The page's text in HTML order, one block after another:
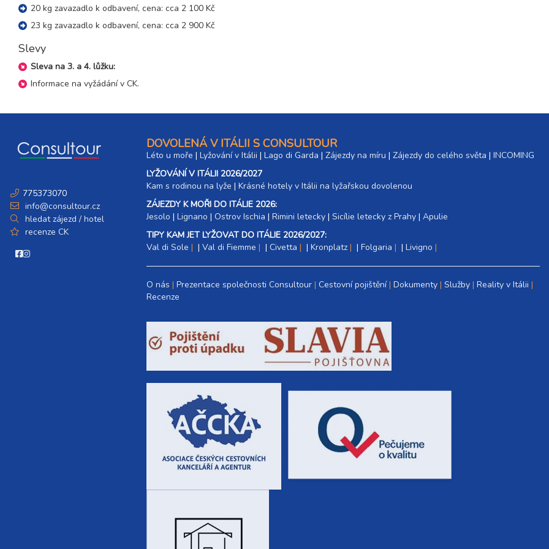
20 kg zavazadlo k odbavení, cena: cca 2 100 Kč
23 kg zavazadlo k odbavení, cena: cca 2 900 Kč
Slevy
Sleva na 3. a 4. lůžku:
Informace na vyžádání v CK.
775373070
info@consultour.cz
hledat zájezd / hotel
recenze CK
DOVOLENÁ V ITÁLII S CONSULTOUR
Léto u moře | Lyžování v Itálii | Lago di Garda | Zájezdy na míru | Zájezdy do celého světa | INCOMING
LYŽOVÁNÍ V ITÁLII 2026/2027
Kam s rodinou na lyže |​ Krásné hotely v Itálii na lyžařskou dovolenou
ZÁJEZDY K MOŘI DO ITÁLIE 2026:
Jesolo | Lignano | Ostrov Ischia | Rimini letecky | Sicílie letecky z Prahy | Apulie
TIPY KAM JET LYŽOVAT DO ITÁLIE 2026/2027:
Val di Sole
| Val di Fiemme | Civetta | Kronplatz | Folgaria | Livigno
O nás Prezentace společnosti Consultour Cestovní pojištění Dokumenty Služby Reality v Itálii
Recenze